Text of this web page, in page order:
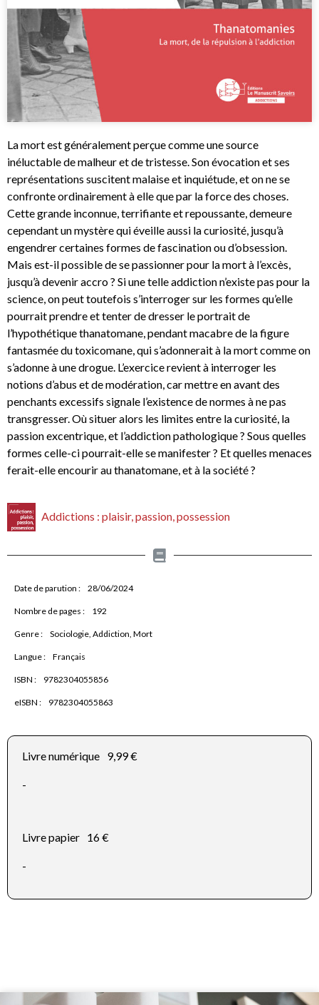
La mort est généralement perçue comme une source
inéluctable de malheur et de tristesse. Son évocation et ses
représentations suscitent malaise et inquiétude, et on ne se
confronte ordinairement à elle que par la force des choses.
Cette grande inconnue, terrifiante et repoussante, demeure
cependant un mystère qui éveille aussi la curiosité, jusqu’à
engendrer certaines formes de fascination ou d’obsession.
Mais est-il possible de se passionner pour la mort à l’excès,
jusqu’à devenir accro ? Si une telle addiction n’existe pas pour la
science, on peut toutefois s’interroger sur les formes qu’elle
pourrait prendre et tenter de dresser le portrait de
l’hypothétique thanatomane, pendant macabre de la figure
fantasmée du toxicomane, qui s’adonnerait à la mort comme on
s’adonne à une drogue. L’exercice revient à interroger les
notions d’abus et de modération, car mettre en avant des
penchants excessifs signale l’existence de normes à ne pas
transgresser. Où situer alors les limites entre la curiosité, la
passion excentrique, et l’addiction pathologique ? Sous quelles
formes celle-ci pourrait-elle se manifester ? Et quelles menaces
ferait-elle encourir au thanatomane, et à la société ?
Addictions : plaisir, passion, possession
Date de parution : 28/06/2024
Nombre de pages : 192
Genre : Sociologie, Addiction, Mort
Langue : Français
ISBN : 9782304055856
eISBN : 9782304055863
Livre numérique 9,99 €
-
Livre papier 16 €
-